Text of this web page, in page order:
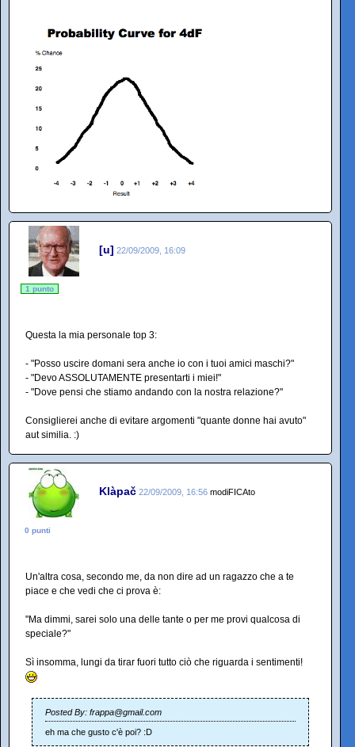
[u] 22/09/2009, 16:09
1 punto
Questa la mia personale top 3:
- "Posso uscire domani sera anche io con i tuoi amici maschi?"
- "Devo ASSOLUTAMENTE presentarti i miei!"
- "Dove pensi che stiamo andando con la nostra relazione?"
Consiglierei anche di evitare argomenti "quante donne hai avuto"
aut similia. :)
Klàpač 22/09/2009, 16:56 modiFICAto
0 punti
Un'altra cosa, secondo me, da non dire ad un ragazzo che a te
piace e che vedi che ci prova è:
"Ma dimmi, sarei solo una delle tante o per me provi qualcosa di
speciale?"
Sì insomma, lungi da tirar fuori tutto ciò che riguarda i sentimenti!
Posted By: frappa@gmail.com
eh ma che gusto c'è poi? :D